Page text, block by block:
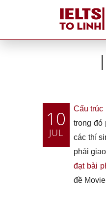
10
JUL
Cấu trúc
trong đó
các thí
phải
đạt bài
đề